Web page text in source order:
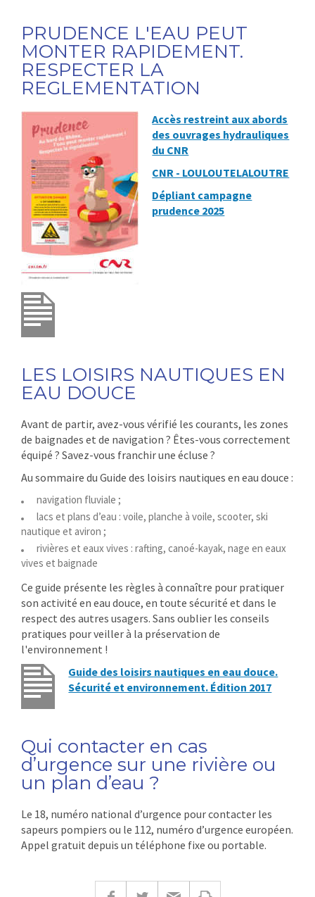
PRUDENCE L'EAU PEUT
MONTER RAPIDEMENT.
RESPECTER LA
REGLEMENTATION
Accès restreint aux abords
des ouvrages hydrauliques
du CNR
CNR - LOULOUTELALOUTRE
Dépliant campagne
prudence 2025
LES LOISIRS NAUTIQUES EN
EAU DOUCE
Avant de partir, avez-vous vérifié les courants, les zones
de baignades et de navigation ? Êtes-vous correctement
équipé ? Savez-vous franchir une écluse ?
Au sommaire du Guide des loisirs nautiques en eau douce :
navigation fluviale ;
lacs et plans d’eau : voile, planche à voile, scooter, ski
nautique et aviron ;
rivières et eaux vives : rafting, canoé-kayak, nage en eaux
vives et baignade
Ce guide présente les règles à connaître pour pratiquer
son activité en eau douce, en toute sécurité et dans le
respect des autres usagers. Sans oublier les conseils
pratiques pour veiller à la préservation de
l'environnement !
Guide des loisirs nautiques en eau douce.
Sécurité et environnement. Édition 2017
Qui contacter en cas
d’urgence sur une rivière ou
un plan d’eau ?
Le 18, numéro national d’urgence pour contacter les
sapeurs pompiers ou le 112, numéro d’urgence européen.
Appel gratuit depuis un téléphone fixe ou portable.